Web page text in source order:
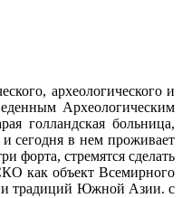
археологического и
Археологическим
голландская больница,
сегодня в нем проживает
форта, стремятся сделать
как объект Всемирного
и традиций Южной Азии. с